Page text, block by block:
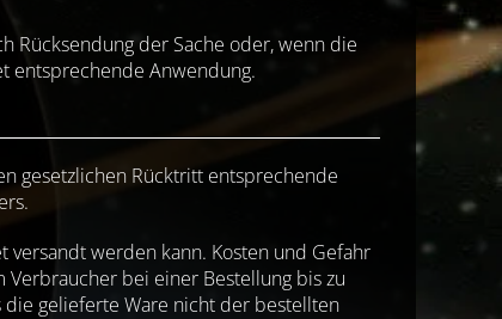
Rücksendung der Sache oder, wenn die
entsprechende Anwendung.
gesetzlichen Rücktritt entsprechende
versandt werden kann. Kosten und Gefahr
bei einer Bestellung bis zu
die gelieferte Ware nicht der bestellten